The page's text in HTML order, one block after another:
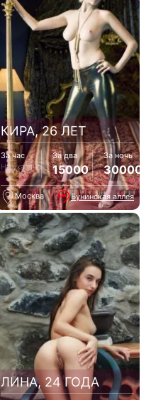
КИРА, 26 ЛЕТ
За час
Не указано
За два
15000
За ночь
30000
Москва Бунинская аллея
ЛИНА, 24 ГОДА